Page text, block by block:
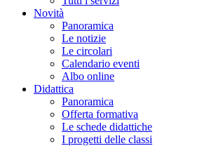
Novità
Panoramica
Le notizie
Le circolari
Calendario eventi
Albo online
Didattica
Panoramica
Offerta formativa
Le schede didattiche
I progetti delle classi